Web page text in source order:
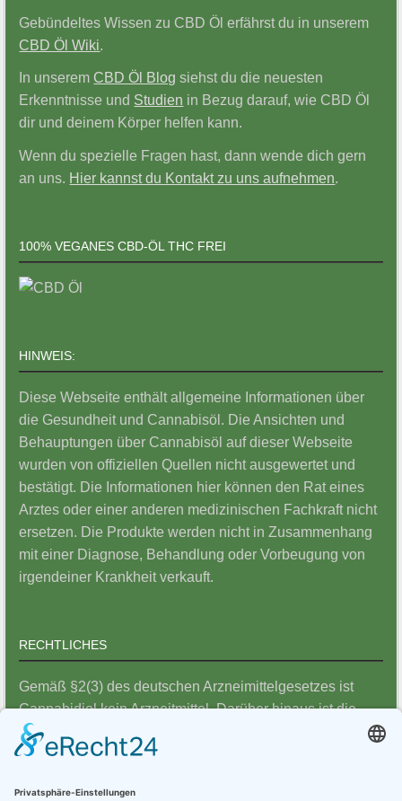
Gebündeltes Wissen zu CBD Öl erfährst du in unserem
CBD Öl Wiki.
In unserem CBD Öl Blog siehst du die neuesten
Erkenntnisse und Studien in Bezug darauf, wie CBD Öl
dir und deinem Körper helfen kann.
Wenn du spezielle Fragen hast, dann wende dich gern
an uns. Hier kannst du Kontakt zu uns aufnehmen.
100% VEGANES CBD-ÖL THC FREI
HINWEIS:
Diese Webseite enthält allgemeine Informationen über
die Gesundheit und Cannabisöl. Die Ansichten und
Behauptungen über Cannabisöl auf dieser Webseite
wurden von offiziellen Quellen nicht ausgewertet und
bestätigt. Die Informationen hier können den Rat eines
Arztes oder einer anderen medizinischen Fachkraft nicht
ersetzen. Die Produkte werden nicht in Zusammenhang
mit einer Diagnose, Behandlung oder Vorbeugung von
irgendeiner Krankheit verkauft.
RECHTLICHES
Gemäß §2(3) des deutschen Arzneimittelgesetzes ist
Cannabidiol kein Arzneitmittel. Darüber hinaus ist die
Verwendung von ernährungsfördernden
Pflanzenrohstoffen – wie CBD – in der EU